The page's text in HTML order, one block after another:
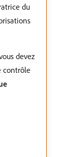
du
devez
contrôle